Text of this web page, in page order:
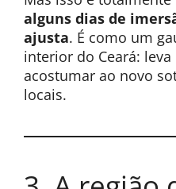
alguns dias de
ajusta. É como um
interior do Ceará:
acostumar ao novo
locais.